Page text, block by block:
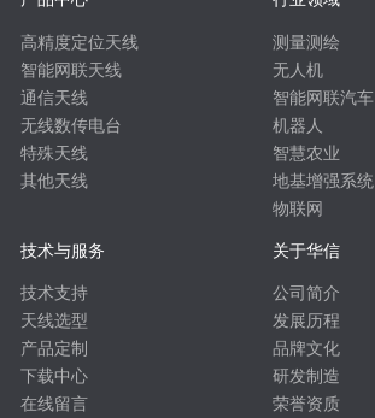
高精度定位天线
智能网联天线
通信天线
无线数传电台
特殊天线
其他天线
测量测绘
无人机
智能网联汽车
机器人
智慧农业
地基增强系统
物联网
技术与服务
技术支持
天线选型
产品定制
下载中心
在线留言
关于华信
公司简介
发展历程
品牌文化
研发制造
荣誉资质